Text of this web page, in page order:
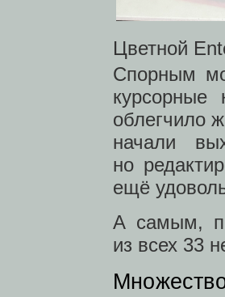
Цветной
Спорным
курсорные
облегчило
начали
но
ещё
А самым,
из всех 33